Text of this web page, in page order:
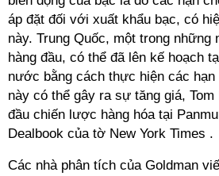
áp đặt đối với xuất khẩu bạc, có
này. Trung Quốc, một trong những
hàng đầu, có thể đã lên kế hoạch
nước bằng cách thực hiện các
này có thể gây ra sự tăng giá,
đầu chiến lược hàng hóa tại
Dealbook của tờ New York Times .
Các nhà phân tích của Goldman